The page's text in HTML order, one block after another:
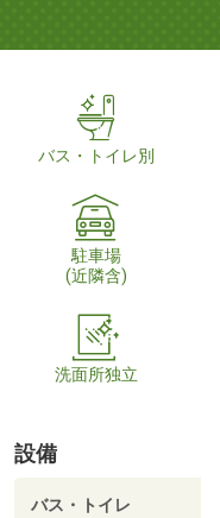
バス・トイレ別
駐車場
(近隣含)
洗面所独立
設備
バス・トイレ